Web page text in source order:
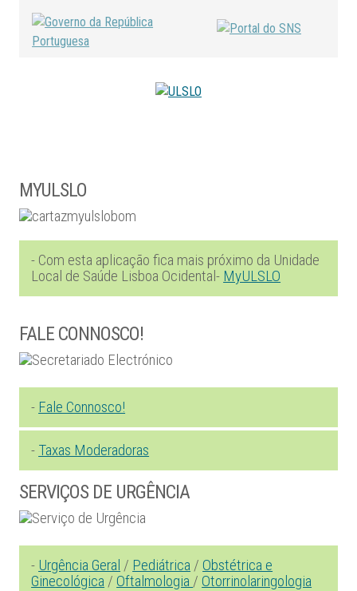
MYULSLO
- Com esta aplicação fica mais próximo da Unidade
Local de Saúde Lisboa Ocidental- MyULSLO
FALE CONNOSCO!
- Fale Connosco!
- Taxas Moderadoras
SERVIÇOS DE URGÊNCIA
- Urgência Geral / Pediátrica / Obstétrica e
Ginecológica / Oftalmologia / Otorrinolaringologia